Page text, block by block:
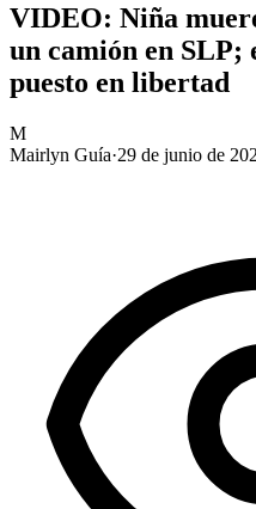
VIDEO: Niña
un camión en SLP;
puesto en libertad
M
Mairlyn Guía·29 de junio de